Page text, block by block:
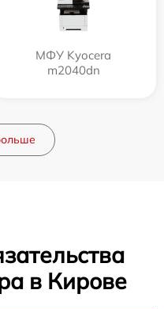
МФУ Kyocera
m2040dn
в Кирове